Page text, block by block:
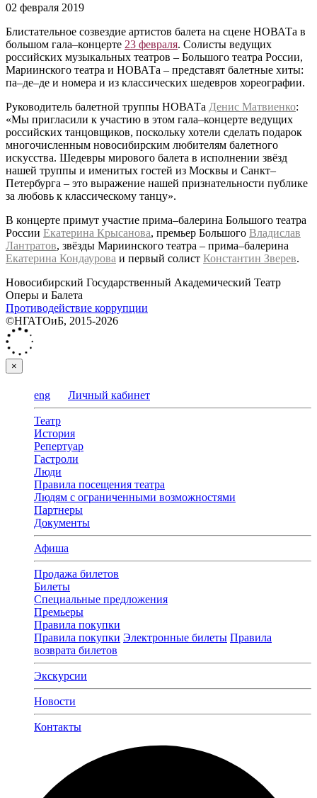
02 февраля 2019
Блистательное созвездие артистов балета на сцене НОВАТа в
большом гала–концерте 23 февраля. Солисты ведущих
российских музыкальных театров – Большого театра России,
Мариинского театра и НОВАТа – представят балетные хиты:
па–де–де и номера и из классических шедевров хореографии.
Руководитель балетной труппы НОВАТа Денис Матвиенко:
«Мы пригласили к участию в этом гала–концерте ведущих
российских танцовщиков, поскольку хотели сделать подарок
многочисленным новосибирским любителям балетного
искусства. Шедевры мирового балета в исполнении звёзд
нашей труппы и именитых гостей из Москвы и Санкт–
Петербурга – это выражение нашей признательности публике
за любовь к классическому танцу».
В концерте примут участие прима–балерина Большого театра
России Екатерина Крысанова, премьер Большого Владислав
Лантратов, звёзды Мариинского театра – прима–балерина
Екатерина Кондаурова и первый солист Константин Зверев.
Новосибирский Государственный Академический Театр
Оперы и Балета
Противодействие коррупции
©НГАТОиБ, 2015-2026
×
eng Личный кабинет
Театр
История
Репертуар
Гастроли
Люди
Правила посещения театра
Людям с ограниченными возможностями
Партнеры
Документы
Афиша
Продажа билетов
Билеты
Специальные предложения
Премьеры
Правила покупки
Правила покупки Электронные билеты Правила
возврата билетов
Экскурсии
Новости
Контакты